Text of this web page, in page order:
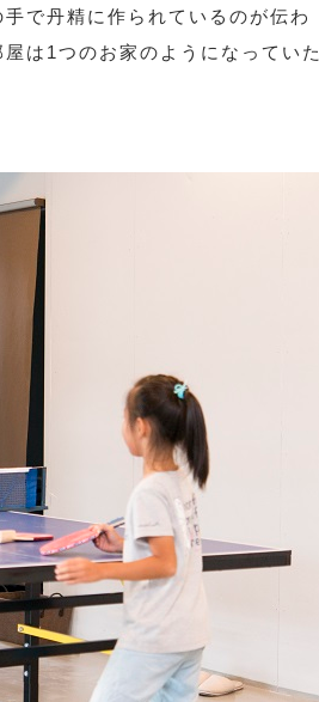
で丹精に作られているのが伝わ
は1つのお家のようになっていた